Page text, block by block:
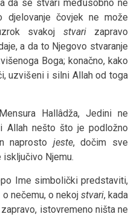
da se stvari međusobno ne
djelovanje čovjek ne može
svakoj stvarizapravo
a da to Njegovo stvaranje
Boga; konačno, kako
uzvišeni i silni Allah od toga
Hallâdža, Jedini ne
Allah nešto što je podložno
naprosto jeste, dočim sve
Njemu.
Ime simbolički predstaviti,
nečemu, o nekoj stvari, kada
istovremeno ništa ne